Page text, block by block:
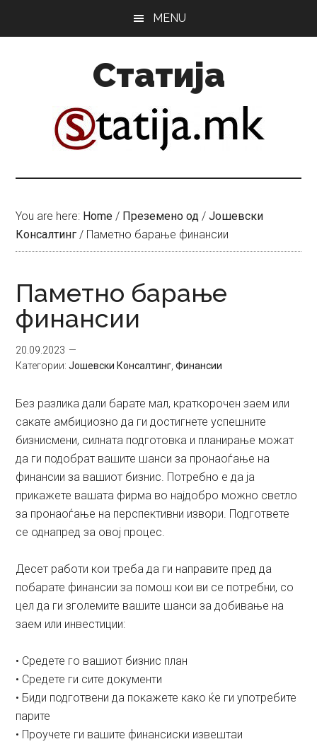
MENU
Статија
You are here: Home / Преземено од / Јошевски
Консалтинг / Паметно барање финансии
Паметно барање
финансии
20.09.2023
Категории:Јошевски Консалтинг ,Финансии
Без разлика дали барате мал, краткорочен заем или
сакате амбициозно да ги достигнете успешните
бизнисмени, силната подготовка и планирање можат
да ги подобрат вашите шанси за пронаоѓање на
финансии за вашиот бизнис. Потребно е да ја
прикажете вашата фирма во најдобро можно светло
за пронаоѓање на перспективни извори. Подгответе
се однапред за овој процес.
Десет работи кои треба да ги направите пред да
побарате финансии за помош кои ви се потребни, со
цел да ги зголемите вашите шанси за добивање на
заем или инвестиции:
• Средете го вашиот бизнис план
• Средете ги сите документи
• Биди подготвени да покажете како ќе ги употребите
парите
• Проучете ги вашите финансиски извештаи